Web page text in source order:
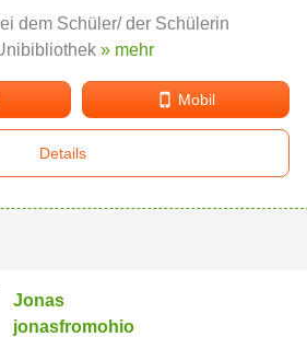
dem Schüler/ der Schülerin
» mehr
Mobil
Details
Jonas
jonasfromohio